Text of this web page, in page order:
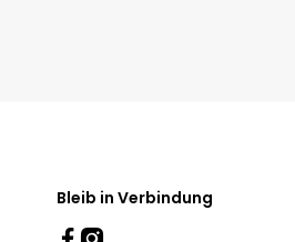
Bleib in Verbindung